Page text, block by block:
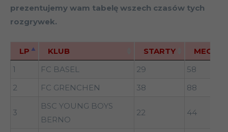
prezentujemy wam tabelę wszech czasów tych
rozgrywek.
LP KLUB STARTY
MECZE
KLUB STARTY MECZE
1 FC BASEL 29
58
2
FC GRENCHEN 38 88
3
BSC YOUNG BOYS
BERNO
22 44